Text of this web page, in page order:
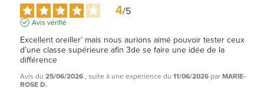
4/5
Avis vérifié
Excellent oreiller’ mais nous aurions aimé pouvoir tester ceux
d’une classe supérieure afin 3de se faire une idée de la
différence
Avis du 25/06/2026, suite à une expérience du 11/06/2026 parMARIE-
ROSE D.